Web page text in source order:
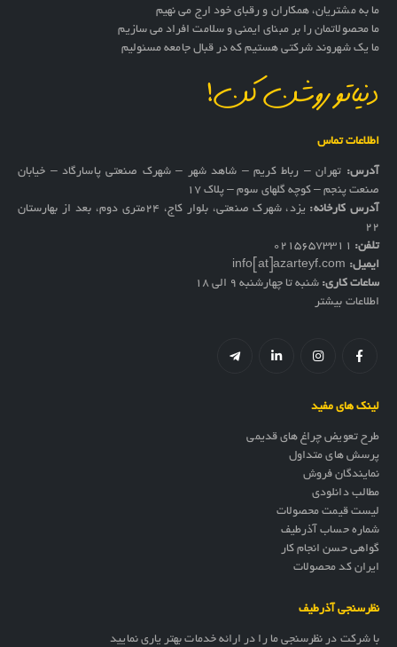
ما به مشتریان، همکاران و رقبای خود ارج می نهیم
ما محصولاتمان را بر مبنای ایمنی و سلامت افراد می سازیم
ما یک شهروند شرکتی هستیم که در قبال جامعه مسئولیم
دنیاتو روشن کن!
اطلاعات تماس
آدرس: تهران – رباط کریم – شاهد شهر – شهرک صنعتی پاسارگاد – خیابان
صنعت پنجم – کوچه گلهای سوم – پلاک 17
آدرس کارخانه:
یزد، شهرک صنعتی، بلوار کاج، ۲۴متری دوم، بعد از بهارستان
۲۲
تلفن: 02156573311
ایمیل: info[at]azarteyf.com
ساعات کاری: شنبه تا چهارشنبه 9 الی 18
اطلاعات بیشتر
لینک های مفید
طرح تعویض چراغ های قدیمی
پرسش های متداول
نمایندگان فروش
مطالب دانلودی
لیست قیمت محصولات
شماره حساب آذرطیف
گواهی حسن انجام کار
ایران کد محصولات
نظرسنجی آذرطیف
با شرکت در نظرسنجی ما را در ارائه خدمات بهتر یاری نمایید